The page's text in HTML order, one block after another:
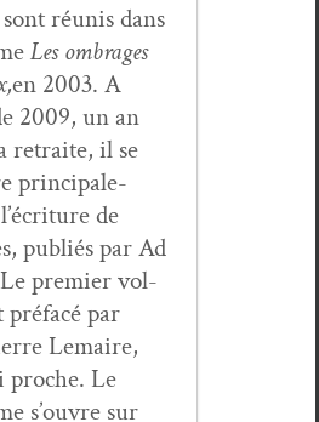
réu­nis dans
Les ombrages
en 2003. A
2009, un an
retraite, il se
prin­ci­pale­
de
pub­liés par Ad
Le pre­mier vol­
pré­facé par
Lemaire,
proche. Le
s’ouvre sur